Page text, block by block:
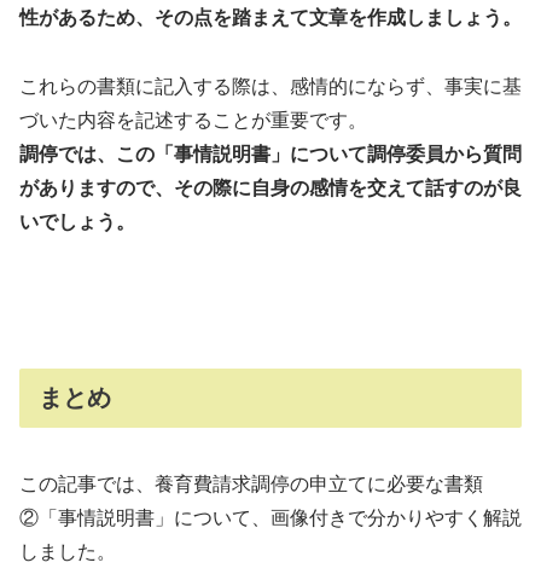
性があるため、その点を踏まえて文章を作成しましょう。
これらの書類に記入する際は、感情的にならず、事実に基
づいた内容を記述することが重要です。
調停では、この「事情説明書」について調停委員から質問
がありますので、その際に自身の感情を交えて話すのが良
いでしょう。
まとめ
この記事では、養育費請求調停の申立てに必要な書類
②「事情説明書」について、画像付きで分かりやすく解説
しました。